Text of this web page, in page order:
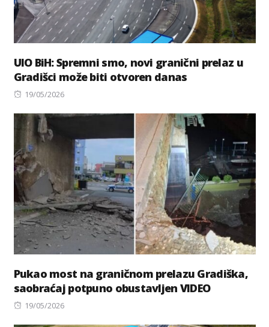
UIO BiH: Spremni smo, novi granični prelaz u
Gradišci može biti otvoren danas
Posted
19/05/2026
Pukao most na graničnom prelazu Gradiška,
saobraćaj potpuno obustavljen VIDEO
Posted
19/05/2026